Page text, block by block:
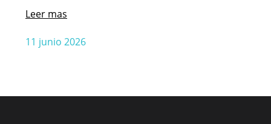
11 junio 2026
Leer mas